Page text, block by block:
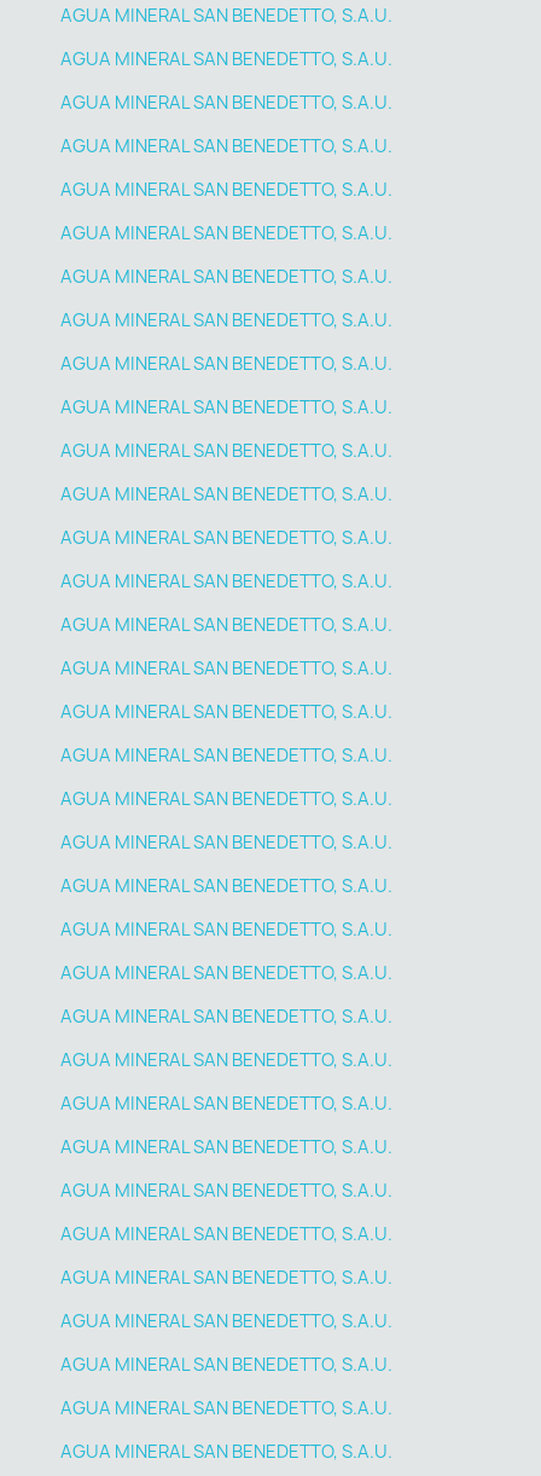
AGUA MINERAL SAN BENEDETTO, S.A.U.
AGUA MINERAL SAN BENEDETTO, S.A.U.
AGUA MINERAL SAN BENEDETTO, S.A.U.
AGUA MINERAL SAN BENEDETTO, S.A.U.
AGUA MINERAL SAN BENEDETTO, S.A.U.
AGUA MINERAL SAN BENEDETTO, S.A.U.
AGUA MINERAL SAN BENEDETTO, S.A.U.
AGUA MINERAL SAN BENEDETTO, S.A.U.
AGUA MINERAL SAN BENEDETTO, S.A.U.
AGUA MINERAL SAN BENEDETTO, S.A.U.
AGUA MINERAL SAN BENEDETTO, S.A.U.
AGUA MINERAL SAN BENEDETTO, S.A.U.
AGUA MINERAL SAN BENEDETTO, S.A.U.
AGUA MINERAL SAN BENEDETTO, S.A.U.
AGUA MINERAL SAN BENEDETTO, S.A.U.
AGUA MINERAL SAN BENEDETTO, S.A.U.
AGUA MINERAL SAN BENEDETTO, S.A.U.
AGUA MINERAL SAN BENEDETTO, S.A.U.
AGUA MINERAL SAN BENEDETTO, S.A.U.
AGUA MINERAL SAN BENEDETTO, S.A.U.
AGUA MINERAL SAN BENEDETTO, S.A.U.
AGUA MINERAL SAN BENEDETTO, S.A.U.
AGUA MINERAL SAN BENEDETTO, S.A.U.
AGUA MINERAL SAN BENEDETTO, S.A.U.
AGUA MINERAL SAN BENEDETTO, S.A.U.
AGUA MINERAL SAN BENEDETTO, S.A.U.
AGUA MINERAL SAN BENEDETTO, S.A.U.
AGUA MINERAL SAN BENEDETTO, S.A.U.
AGUA MINERAL SAN BENEDETTO, S.A.U.
AGUA MINERAL SAN BENEDETTO, S.A.U.
AGUA MINERAL SAN BENEDETTO, S.A.U.
AGUA MINERAL SAN BENEDETTO, S.A.U.
AGUA MINERAL SAN BENEDETTO, S.A.U.
AGUA MINERAL SAN BENEDETTO, S.A.U.